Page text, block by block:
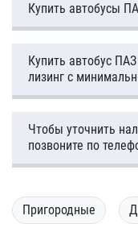
Купить автобусы
Купить автобус
лизинг с
Чтобы уточнить
позвоните по
Пригородные